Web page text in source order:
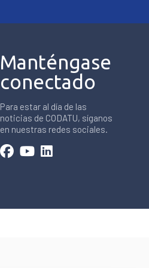
Manténgase
conectado
Para estar al día de las
noticias de CODATU, síganos
en nuestras redes sociales.